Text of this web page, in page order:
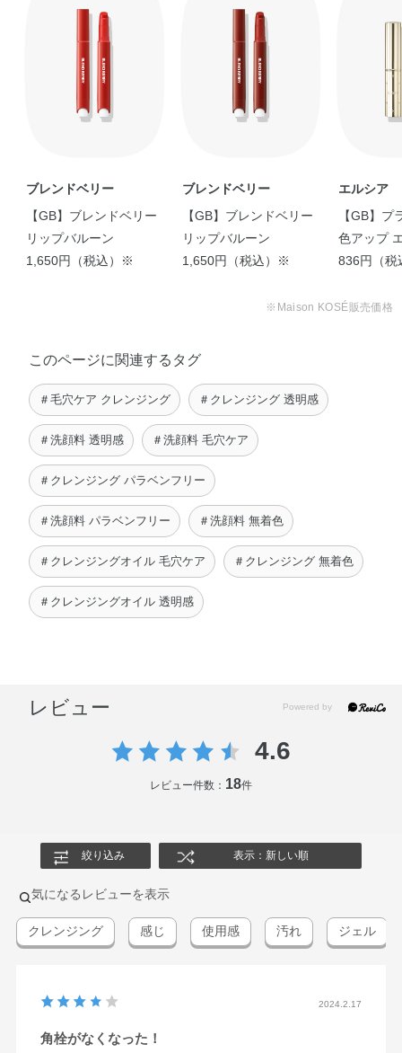
ブレンドベリー
【GB】ブレンドベリー
リップバルーン
1,650円（税込）※
ブレンドベリー
【GB】ブレンドベリー
リップバルーン
1,650円（税込）※
エルシア
【GB】プ
色アップ
ージュ
836円（
※Maison KOSÉ販売価格
このページに関連するタグ
＃毛穴ケア クレンジング ＃クレンジング 透明感
＃洗顔料 透明感 ＃洗顔料 毛穴ケア
＃クレンジング パラベンフリー
＃洗顔料 パラベンフリー ＃洗顔料 無着色
＃クレンジングオイル 毛穴ケア ＃クレンジング 無着色
＃クレンジングオイル 透明感
レビュー
4.6
レビュー件数： 18件
絞り込み 表示：新しい順
気になるレビューを表示
クレンジング 感じ 使用感 汚れ ジェル
2024.2.17
角栓がなくなった！